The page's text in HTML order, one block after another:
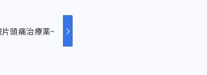
頭痛治療薬~